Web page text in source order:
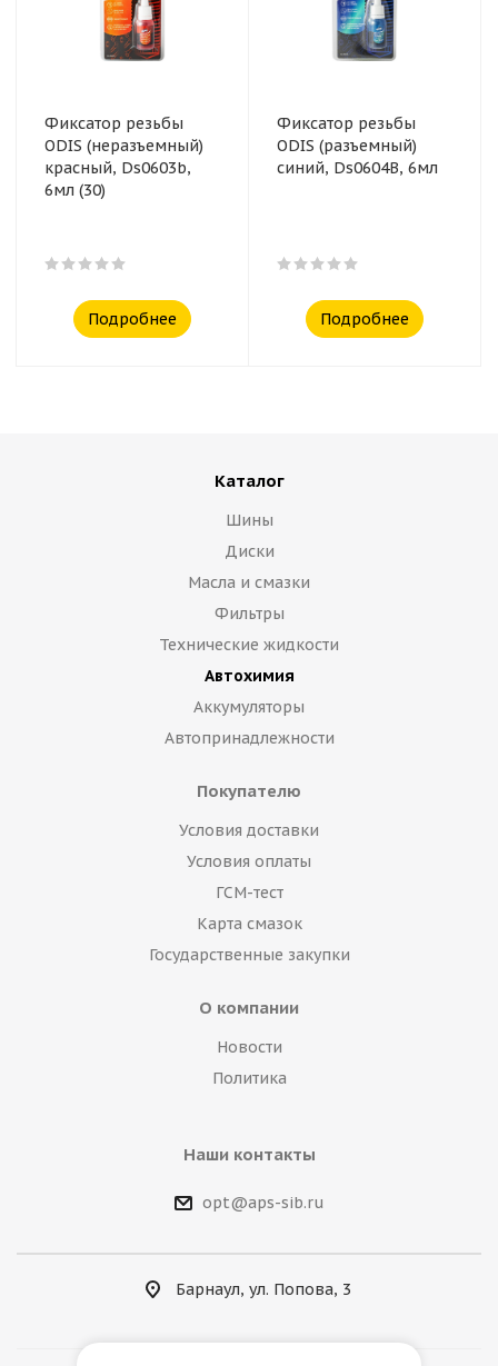
Фиксатор резьбы
ODIS (неразъемный)
красный, Ds0603b,
6мл (30)
Подробнее
Фиксатор резьбы
ODIS (разъемный)
синий, Ds0604B, 6мл
Подробнее
Каталог
Шины
Диски
Масла и смазки
Фильтры
Технические жидкости
Автохимия
Аккумуляторы
Автопринадлежности
Покупателю
Условия доставки
Условия оплаты
ГСМ-тест
Карта смазок
Государственные закупки
О компании
Новости
Политика
Наши контакты
opt@aps-sib.ru
Барнаул, ул. Попова, 3